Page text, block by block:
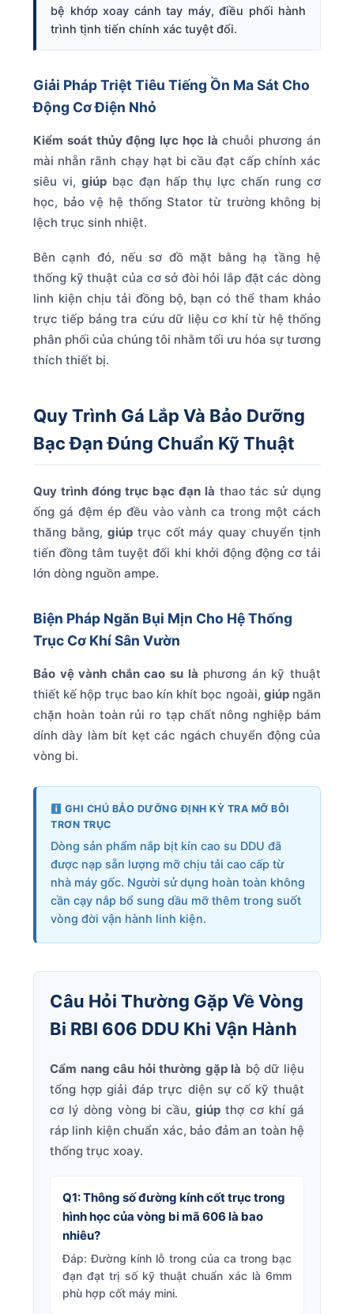
bệ khớp xoay cánh tay máy, điều phối hành
trình tịnh tiến chính xác tuyệt đối.
Giải Pháp Triệt Tiêu Tiếng Ồn Ma Sát Cho
Động Cơ Điện Nhỏ
Kiểm soát thủy động lực học là chuỗi phương án
mài nhẵn rãnh chạy hạt bi cầu đạt cấp chính xác
siêu vi, giúp bạc đạn hấp thụ lực chấn rung cơ
học, bảo vệ hệ thống Stator từ trường không bị
lệch trục sinh nhiệt.
Bên cạnh đó, nếu sơ đồ mặt bằng hạ tầng hệ
thống kỹ thuật của cơ sở đòi hỏi lắp đặt các dòng
linh kiện chịu tải đồng bộ, bạn có thể tham khảo
trực tiếp bảng tra cứu dữ liệu cơ khí từ hệ thống
phân phối của chúng tôi nhằm tối ưu hóa sự tương
thích thiết bị.
Quy Trình Gá Lắp Và Bảo Dưỡng
Bạc Đạn Đúng Chuẩn Kỹ Thuật
Quy trình đóng trục bạc đạn là thao tác sử dụng
ống gá đệm ép đều vào vành ca trong một cách
thăng bằng, giúptrục cốt máy quay chuyển tịnh
tiến đồng tâm tuyệt đối khi khởi động động cơ tải
lớn dòng nguồn ampe.
Biện Pháp Ngăn Bụi Mịn Cho Hệ Thống
Trục Cơ Khí Sân Vườn
Bảo vệ vành chắn cao su là phương án kỹ thuật
thiết kế hộp trục bao kín khít bọc ngoài, giúpngăn
chặn hoàn toàn rủi ro tạp chất nông nghiệp bám
dính dày làm bít kẹt các ngách chuyển động của
vòng bi.
GHI CHÚ BẢO DƯỠNG ĐỊNH KỲ TRA MỠ BÔI
TRƠN TRỤC
Dòng sản phẩm nắp bịt kín cao su DDU đã
được nạp sẵn lượng mỡ chịu tải cao cấp từ
nhà máy gốc. Người sử dụng hoàn toàn không
cần cạy nắp bổ sung dầu mỡ thêm trong suốt
vòng đời vận hành linh kiện.
Câu Hỏi Thường Gặp Về Vòng
Bi RBI 606 DDU Khi Vận Hành
Cẩm nang câu hỏi thường gặp là bộ dữ liệu
tổng hợp giải đáp trực diện sự cố kỹ thuật
cơ lý dòng vòng bi cầu,giúp thợ cơ khí gá
ráp linh kiện chuẩn xác, bảo đảm an toàn hệ
thống trục xoay.
Q1: Thông số đường kính cốt trục trong
hình học của vòng bi mã 606 là bao
nhiêu?
Đáp: Đường kính lỗ trong của ca trong bạc
đạn đạt trị số kỹ thuật chuẩn xác là 6mm
phù hợp cốt máy mini.